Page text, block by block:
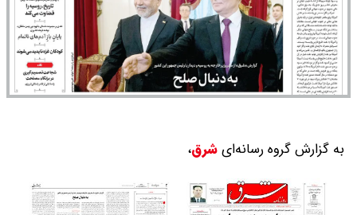
به گزارش گروه رسانه‌ایشرق،